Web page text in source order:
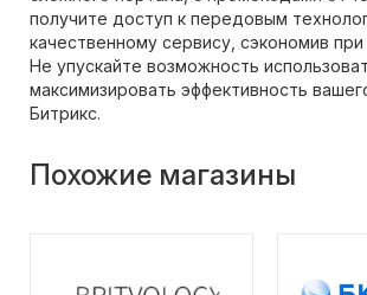
получите доступ к передовым
качественному сервису, сэкономив
Не упускайте возможность
максимизировать эффективность
Битрикс.
Похожие магазины